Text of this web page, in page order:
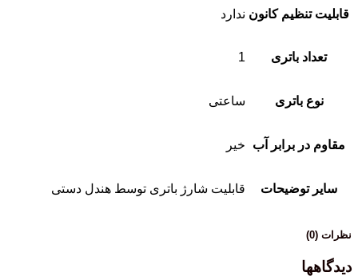
قابلیت تنظیم کانون ندارد
تعداد باتری 1
نوع باتری ساعتی
مقاوم در برابر آب خیر
سایر توضیحات قابلیت شارژ باتری توسط هندل دستی
نظرات (0)
دیدگاهها